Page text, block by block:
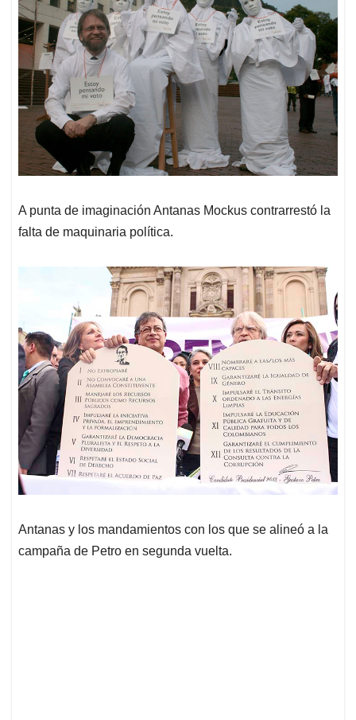
A punta de imaginación Antanas Mockus contrarrestó la
falta de maquinaria política.
Antanas y los mandamientos con los que se alineó a la
campaña de Petro en segunda vuelta.